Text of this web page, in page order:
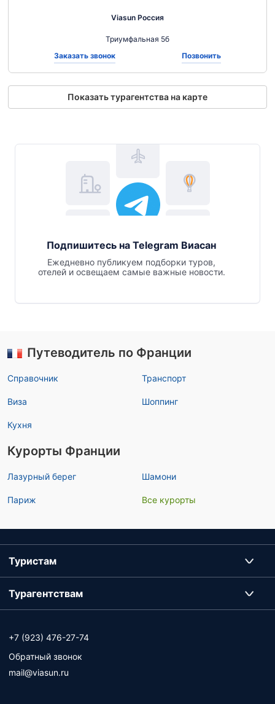
Viasun Россия
Триумфальная 5б
Заказать звонок
Позвонить
Показать турагентства на карте
Подпишитесь на Telegram Виасан
Ежедневно публикуем подборки туров,
отелей и освещаем самые важные новости.
Путеводитель по Франции
Справочник
Виза
Кухня
Транспорт
Шоппинг
Курорты Франции
Лазурный берег
Париж
Шамони
Все курорты
Туристам
Турагентствам
+7 (923) 476-27-74
Обратный звонок
mail@viasun.ru